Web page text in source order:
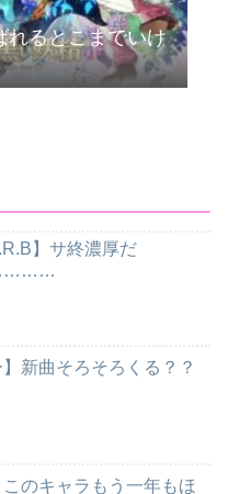
れるとこまでいけ
】サ終濃厚だ
】新曲そろそろくる？？
このキャラもう一年もほ